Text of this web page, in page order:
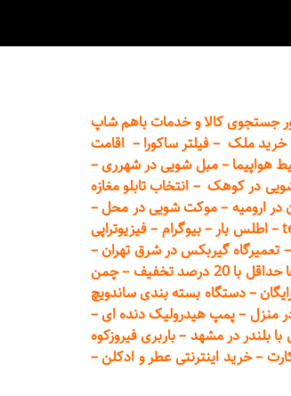
جستجوی کالا و خدمات باهم شاپ
خرید ملک –فیلتر ساکورا – اقامت
هواپیما –مبل شویی در شهرری–
در کوهک– انتخاب تابلو مغازه
در ارومیه –موکت شویی در محل–
–اطلس بار –بیوگرام –فیزیوتراپی
– تعمیرگاه گیربکس در شرق تهران–
20 درصد تخفیف –چمن
–دستگاه بسته‌ بندی ساندویچ
منزل –پمپ هیدرولیک دنده ای–
بلندر در مشهد –باربری فیروزکوه
–خرید اینترنتی عطر و ادکلن–